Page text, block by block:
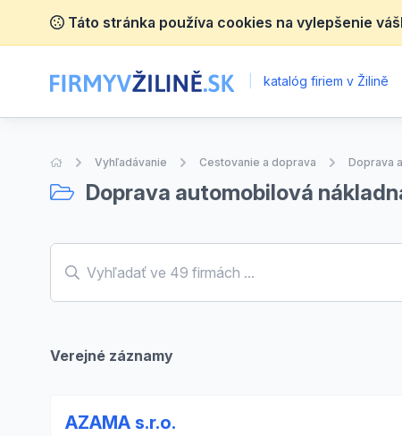
Táto stránka používa cookies na vylepšenie
katalóg firiem v Žilině
Úvodná stránka
Vyhľadávanie Cestovanie a doprava Doprava
Doprava automobilová
Verejné záznamy
AZAMA s.r.o.